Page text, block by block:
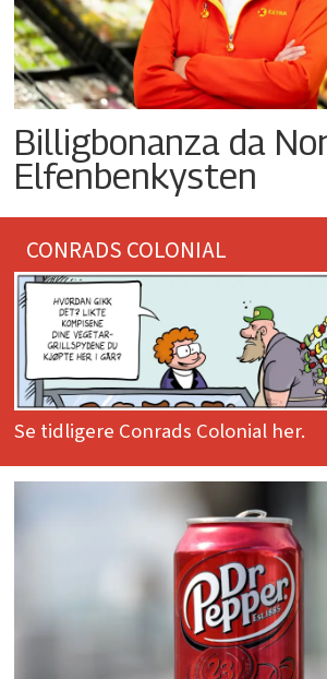
Billigbonanza da
Elfenbenkysten
CONRADS COLONIAL
Se tidligere Conrads Colonial her.